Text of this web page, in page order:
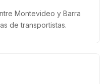
Montevideo y Barra
de transportistas.